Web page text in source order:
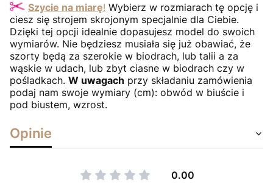
Szycie na miarę! Wybierz w rozmiarach tę opcję i
ciesz się strojem skrojonym specjalnie dla Ciebie.
Dzięki tej opcji idealnie dopasujesz model do swoich
wymiarów. Nie będziesz musiała się już obawiać, że
szorty będą za szerokie w biodrach, lub talii a za
wąskie w udach, lub zbyt ciasne w biodrach czy w
pośladkach. W uwagach przy składaniu zamówienia
podaj nam swoje wymiary (cm): obwód w biuście i
pod biustem, wzrost.
Opinie
0.00